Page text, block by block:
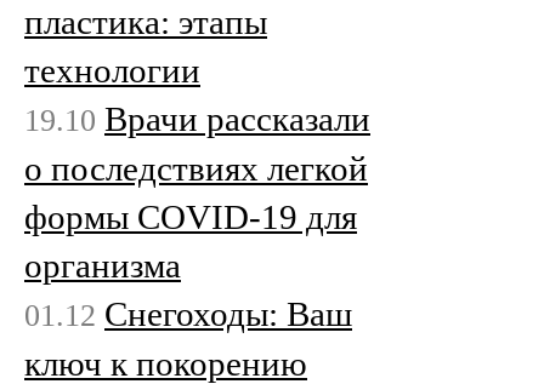
пластика: этапы
технологии
19.10 Врачи рассказали
о последствиях легкой
формы COVID-19 для
организма
01.12 Снегоходы: Ваш
ключ к покорению